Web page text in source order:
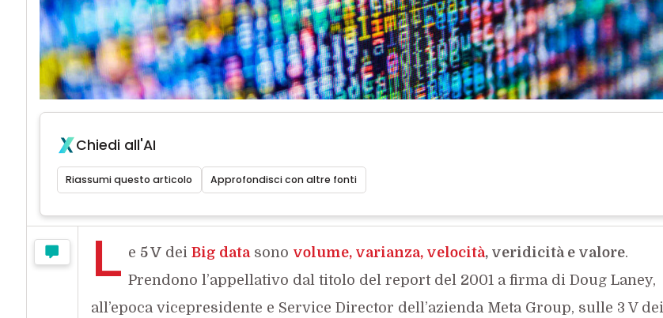
Chiedi all'AI
Riassumi questo articolo Approfondisci con altre fonti
L e 5 Vdei Big datasono volume, varianza, velocità, veridicità e valore.
Prendono l’appellativo dal titolo del report del 2001 a firma di Doug Laney,
all’epoca vicepresidente e Service Director dell’azienda Meta Group, sulle 3 V dei